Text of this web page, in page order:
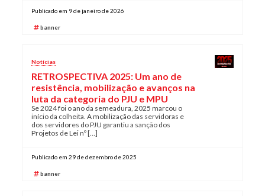
Publicado em 9 de janeiro de 2026
banner
Notícias
RETROSPECTIVA 2025: Um ano de
resistência, mobilização e avanços na
luta da categoria do PJU e MPU
Se 2024 foi o ano da semeadura, 2025 marcou o
início da colheita. A mobilização das servidoras e
dos servidores do PJU garantiu a sanção dos
Projetos de Lei nº […]
Publicado em 29 de dezembro de 2025
banner